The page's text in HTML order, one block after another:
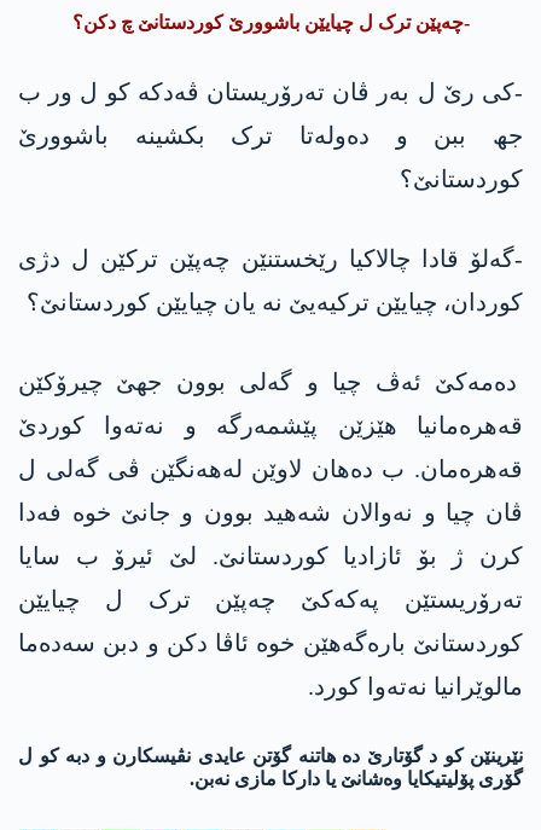
-چەپێن ترک ل چیایێن باشوورێ کوردستانێ چ دکن؟
-کی رێ ل بەر ڤان تەرۆریستان ڤەدکە کو ل ور ب
جھ ببن و دەولەتا ترک بکشینە باشوورێ
کوردستانێ؟
-گەلۆ قادا چالاکیا رێخستنێن چەپێن ترکێن ل دژی
کوردان، چیایێن ترکیەیێ نە یان چیایێن کوردستانێ؟
دەمەکێ ئەڤ چیا و گەلی بوون جھێ چیرۆکێن
قەھرەمانیا ھێزێن پێشمەرگە و نەتەوا کوردێ
قەھرەمان. ب دەھان لاوێن لەھەنگێن ڤی گەلی ل
ڤان چیا و نەوالان شەھید بوون و جانێ خوە فەدا
کرن ژ بۆ ئازادیا کوردستانێ. لێ ئیرۆ ب سایا
تەرۆریستێن پەکەکێ چەپێن ترک ل چیایێن
کوردستانێ بارەگەھێن خوە ئاڤا دکن و دبن سەدەما
مالوێرانیا نەتەوا کورد.
نێرینێن کو د گۆتارێ دە ھاتنە گۆتن عایدی نڤیسکارن و دبە کو ل
گۆری پۆلیتیکایا وەشانێ یا دارکا مازی نەبن.